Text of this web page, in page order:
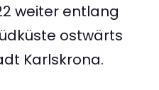
weiter entlang
ostwärts
Karlskrona.